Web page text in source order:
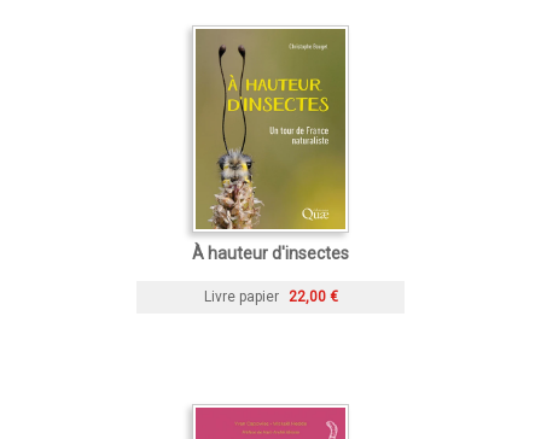
À hauteur d'insectes
Livre papier 22,00 €